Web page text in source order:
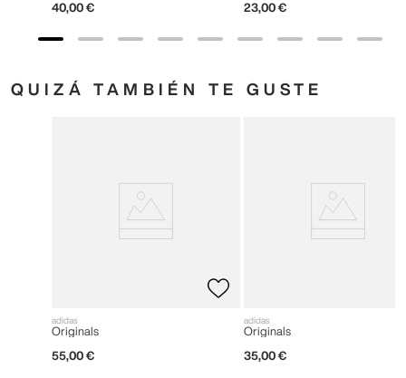
40,00 € 23,00 €
QUIZÁ TAMBIÉN TE GUSTE
adidas
Originals
55,00 €
adidas
Originals
35,00 €